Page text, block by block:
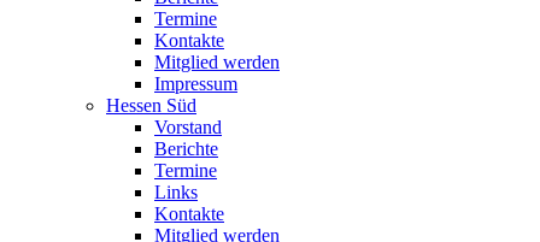
Termine
Kontakte
Mitglied werden
Impressum
Hessen Süd
Vorstand
Berichte
Termine
Links
Kontakte
Mitglied werden